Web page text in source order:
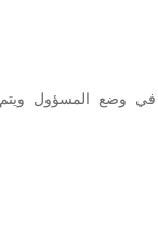
في وضع المسؤول